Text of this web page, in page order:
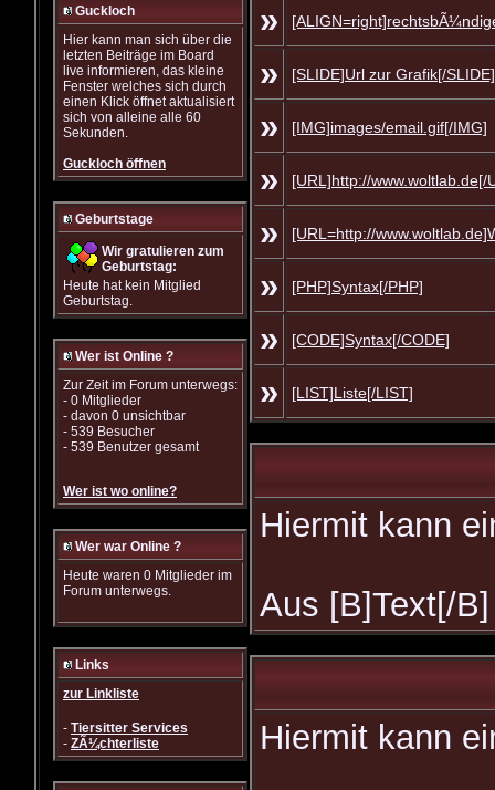
Guckloch
Hier kann man sich über die
letzten Beiträge im Board
live informieren, das kleine
Fenster welches sich durch
einen Klick öffnet aktualisiert
sich von alleine alle 60
Sekunden.
Guckloch öffnen
Geburtstage
Wir gratulieren zum
Geburtstag:
Heute hat kein Mitglied
Geburtstag.
Wer ist Online ?
Zur Zeit im Forum unterwegs:
- 0 Mitglieder
- davon 0 unsichtbar
- 539 Besucher
- 539 Benutzer gesamt
Wer ist wo online?
Wer war Online ?
Heute waren 0 Mitglieder im
Forum unterwegs.
Links
zur Linkliste
- Tiersitter Services
- ZÃ¼chterliste
»
» [SLIDE]Url zur Grafik[/SLIDE]
» [IMG]images/email.gif[/IMG]
» [URL]http://www.woltlab.de[/
» [URL=http://
» [PHP]Syntax[/PHP]
» [CODE]Syntax[/CODE]
» [LIST]Liste[/LIST]
Hiermit kann
Aus [B]Text[/
Hiermit kann